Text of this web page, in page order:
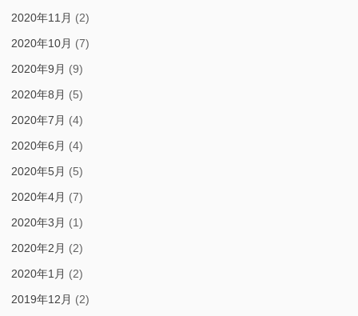
2020年11月 (2)
2020年10月 (7)
2020年9月 (9)
2020年8月 (5)
2020年7月 (4)
2020年6月 (4)
2020年5月 (5)
2020年4月 (7)
2020年3月 (1)
2020年2月 (2)
2020年1月 (2)
2019年12月 (2)